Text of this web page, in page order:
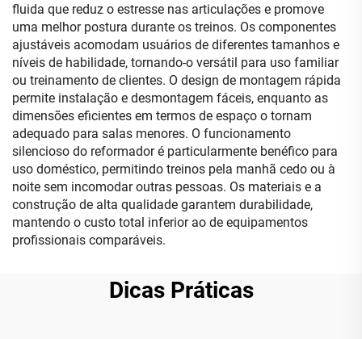
fluida que reduz o estresse nas articulações e promove
uma melhor postura durante os treinos. Os componentes
ajustáveis acomodam usuários de diferentes tamanhos e
níveis de habilidade, tornando-o versátil para uso familiar
ou treinamento de clientes. O design de montagem rápida
permite instalação e desmontagem fáceis, enquanto as
dimensões eficientes em termos de espaço o tornam
adequado para salas menores. O funcionamento
silencioso do reformador é particularmente benéfico para
uso doméstico, permitindo treinos pela manhã cedo ou à
noite sem incomodar outras pessoas. Os materiais e a
construção de alta qualidade garantem durabilidade,
mantendo o custo total inferior ao de equipamentos
profissionais comparáveis.
Dicas Práticas